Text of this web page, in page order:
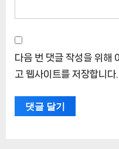
다음 번 댓글 작성을 위해
고 웹사이트를 저장합니다.